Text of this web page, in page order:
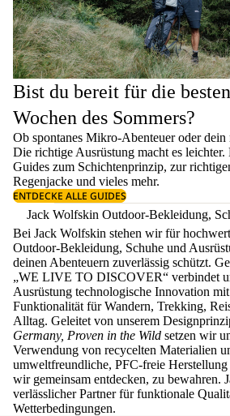
Bist du bereit für die besten
Wochen des Sommers?
Ob spontanes Mikro-Abenteuer oder dein
Die richtige Ausrüstung macht es leichter.
Guides zum Schichtenprinzip, zur
Regenjacke und vieles mehr.
ENTDECKE ALLE GUIDES
Jack Wolfskin Outdoor-Bekleidung,
Bei Jack Wolfskin stehen wir für
Outdoor-Bekleidung, Schuhe und
deinen Abenteuern zuverlässig schützt.
„WE LIVE TO DISCOVER“ verbindet
Ausrüstung technologische Innovation
Funktionalität für Wandern, Trekking,
Alltag. Geleitet von unserem
Germany, Proven in the Wild setzen wir
Verwendung von recycelten Materialien
umweltfreundliche, PFC-freie
wir gemeinsam entdecken, zu bewahren.
verlässlicher Partner für funktionale
Wetterbedingungen.